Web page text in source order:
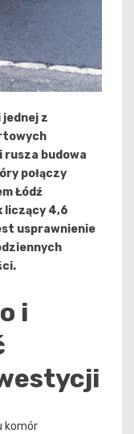
jednej z
budowa
połączy
Łódź
liczący 4,6
usprawnienie
i
komór